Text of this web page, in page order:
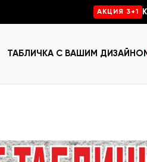
AKЦИЯ 3+1
ТАБЛИЧКА С ВАШИМ